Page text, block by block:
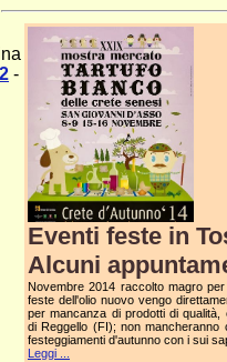
2 -
Eventi feste in
Alcuni
Novembre 2014 raccolto magro
feste dell'olio nuovo vengo
per mancanza di prodotti di qualità,
di Reggello (FI); non mancheranno
festeggiamenti d'autunno con i sui
Leggi ...